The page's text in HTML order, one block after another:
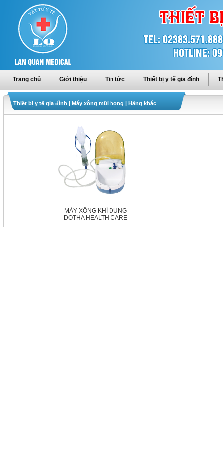
Trang chủ Giới thiệu Tin tức Thiết bị y tế gia đình
Thiết bị y tế gia đình | Máy xông mũi họng | Hãng khác
MÁY XÔNG KHÍ DUNG
DOTHA HEALTH CARE